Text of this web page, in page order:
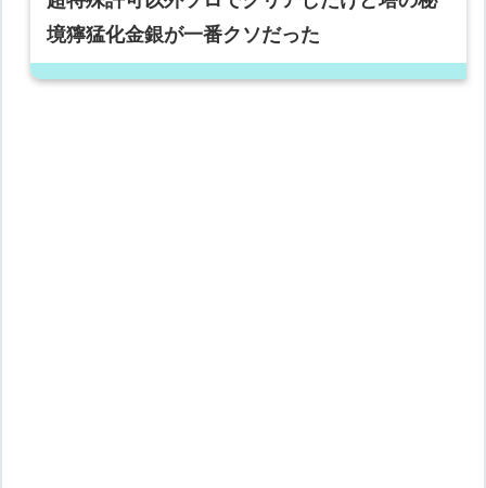
境獰猛化金銀が一番クソだった